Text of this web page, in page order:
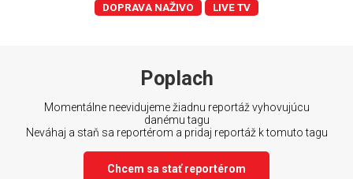
DOPRAVA NAŽIVO LIVE TV
Poplach
Momentálne neevidujeme žiadnu reportáž vyhovujúcu
danému tagu
Neváhaj a staň sa reportérom a pridaj reportáž k tomuto tagu
Chcem sa stať reportérom